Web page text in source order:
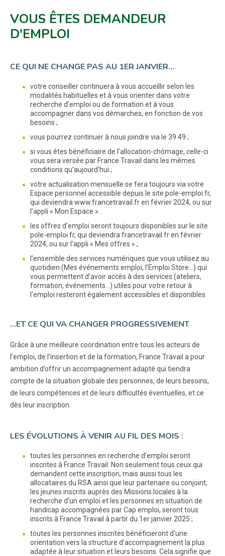
VOUS ÊTES DEMANDEUR
D'EMPLOI
CE QUI NE CHANGE PAS AU 1ER JANVIER…
votre conseiller continuera à vous accueillir selon les
modalités habituelles et à vous orienter dans votre
recherche d’emploi ou de formation et à vous
accompagner dans vos démarches, en fonction de vos
besoins ;
vous pourrez continuer à nous joindre via le 39 49 ;
si vous êtes bénéficiaire de l’allocation-chômage, celle-ci
vous sera versée par France Travail dans les mêmes
conditions qu’aujourd’hui ;
votre actualisation mensuelle se fera toujours via votre
Espace personnel accessible depuis le site pole-emploi.fr,
qui deviendra www.francetravail.fr en février 2024, ou sur
l’appli « Mon Espace ».
les offres d’emploi seront toujours disponibles sur le site
pole-emploi.fr, qui deviendra francetravail.fr en février
2024, ou sur l’appli « Mes offres » ;
l’ensemble des services numériques que vous utilisez au
quotidien (Mes événements emploi, l’Emploi Store…) qui
vous permettent d’avoir accès à des services (ateliers,
formation, événements…) utiles pour votre retour à
l’emploi resteront également accessibles et disponibles.
…ET CE QUI VA CHANGER PROGRESSIVEMENT
Grâce à une meilleure coordination entre tous les acteurs de
l’emploi, de l’insertion et de la formation, France Travail a pour
ambition d’offrir un accompagnement adapté qui tiendra
compte de la situation globale des personnes, de leurs besoins,
de leurs compétences et de leurs difficultés éventuelles, et ce
dès leur inscription.
LES ÉVOLUTIONS À VENIR AU FIL DES MOIS :
toutes les personnes en recherche d’emploi seront
inscrites à France Travail. Non seulement tous ceux qui
demandent cette inscription, mais aussi tous les
allocataires du RSA ainsi que leur partenaire ou conjoint,
les jeunes inscrits auprès des Missions locales à la
recherche d’un emploi et les personnes en situation de
handicap accompagnées par Cap emploi, seront tous
inscrits à France Travail à partir du 1er janvier 2025 ;
toutes les personnes inscrites bénéficieront d’une
orientation vers la structure d’accompagnement la plus
adaptée à leur situation et leurs besoins. Cela signifie que